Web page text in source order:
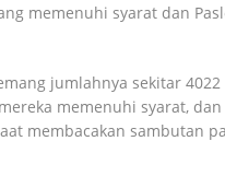
memenuhi syarat dan
jumlahnya sekitar
memenuhi syarat,
membacakan sambutan